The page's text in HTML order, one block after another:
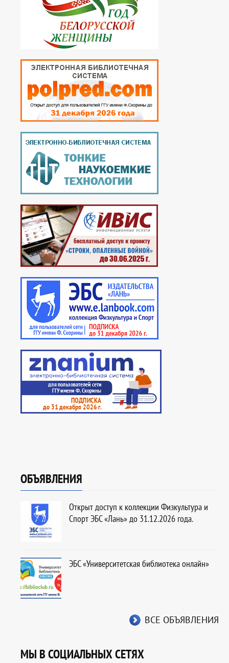
ОБЪЯВЛЕНИЯ
Открыт доступ к коллекции Физкультура и
Спорт ЭБС «Лань» до 31.12.2026 года.
ЭБС «Университетская библиотека онлайн»
ВСЕ ОБЪЯВЛЕНИЯ
МЫ В СОЦИАЛЬНЫХ СЕТЯХ